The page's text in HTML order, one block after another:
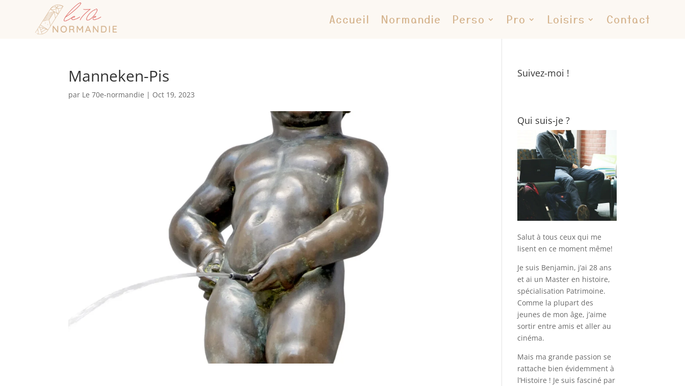
Accueil Normandie Perso Pro Loisirs Contact
Manneken-Pis
par Le 70e-normandie | Oct 19, 2023
Suivez-moi !
Qui suis-je ?
Salut à tous ceux qui me
lisent en ce moment même!
Je suis Benjamin, j’ai 28 ans
et ai un Master en histoire,
spécialisation Patrimoine.
Comme la plupart des
jeunes de mon âge, j’aime
sortir entre amis et aller au
cinéma.
Mais ma grande passion se
rattache bien évidemment à
l’Histoire ! Je suis fasciné par